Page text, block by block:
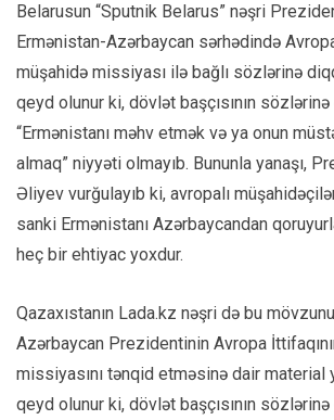
Belarusun “Sputnik Belarus” nəşri
Ermənistan-Azərbaycan sərhədində
müşahidə missiyası ilə bağlı sözlərinə
qeyd olunur ki, dövlət başçısının sözlərinə
“Ermənistanı məhv etmək və ya onun
almaq” niyyəti olmayıb. Bununla yanaşı,
Əliyev vurğulayıb ki, avropalı
sanki Ermənistanı Azərbaycandan
heç bir ehtiyac yoxdur.
Qazaxıstanın Lada.kz nəşri də bu
Azərbaycan Prezidentinin Avropa
missiyasını tənqid etməsinə dair material
qeyd olunur ki, dövlət başçısının